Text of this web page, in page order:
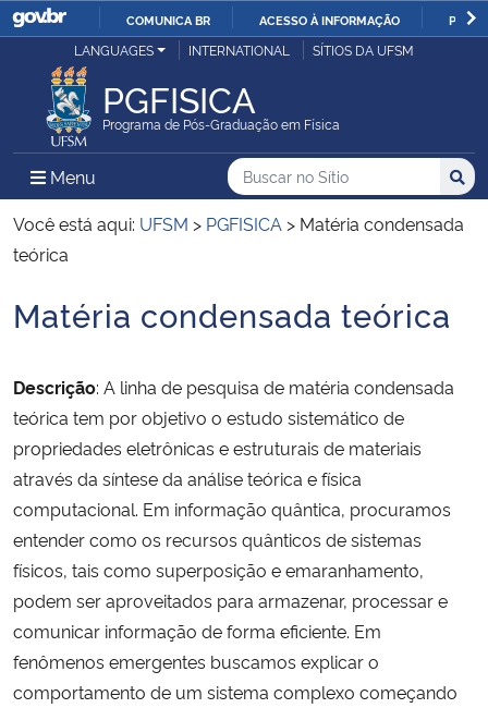
IR
O
COMUNICA BR ACESSO À INFORMAÇÃO
Ministério da Justiça e Segurança Pública
Ministério da Defesa
Ministério das Relações Exteriores
Ministério da Infraestrutura
Ministério da Agricultura, Pecuária e Abastecimento
Ministério da Educação
Ministério da Cidadania
Ministério da Saúde
Ministério de Minas e Energia
Ministério da Ciência, Tecnologia, Inovações e Comunicações
LANGUAGES INTERNATIONAL SÍTIOS DA UFSM
PGFISICA
Programa de Pós-Graduação em Física
Menu Menu Principal do Sítio
Busca
Buscar no no Sítio
Busca:
Você está aqui: UFSM > PGFISICA > Matéria condensada
teórica
Início do conteúdo
Matéria condensada teórica
Descrição: A linha de pesquisa de matéria condensada
teórica tem por objetivo o estudo sistemático de
propriedades eletrônicas e estruturais de materiais
através da síntese da análise teórica e física
computacional. Em informação quântica, procuramos
entender como os recursos quânticos de sistemas
físicos, tais como superposição e emaranhamento,
podem ser aproveitados para armazenar, processar e
comunicar informação de forma eficiente. Em
fenômenos emergentes buscamos explicar o
comportamento de um sistema complexo começando